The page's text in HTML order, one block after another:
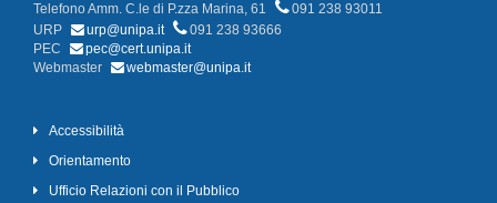
Telefono Amm. C.le di P.zza Marina, 61
091 238 93011
URP
urp@unipa.it
091 238 93666
PEC
pec@cert.unipa.it
Webmaster
webmaster@unipa.it
Accessibilità
Orientamento
Ufficio Relazioni con il Pubblico